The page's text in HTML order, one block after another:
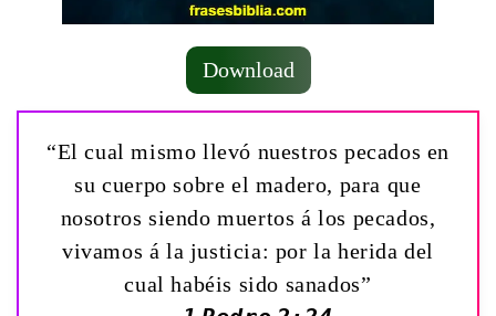
Download
“El cual mismo llevó nuestros pecados en
su cuerpo sobre el madero, para que
nosotros siendo muertos á los pecados,
vivamos á la justicia: por la herida del
cual habéis sido sanados”